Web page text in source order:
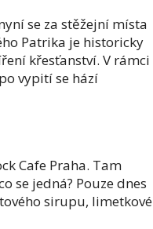
se za stěžejní místa
Patrika je historicky
křesťanství. V rámci
vypití se hází
Cafe Praha. Tam
se jedná? Pouze dnes
sirupu, limetkové